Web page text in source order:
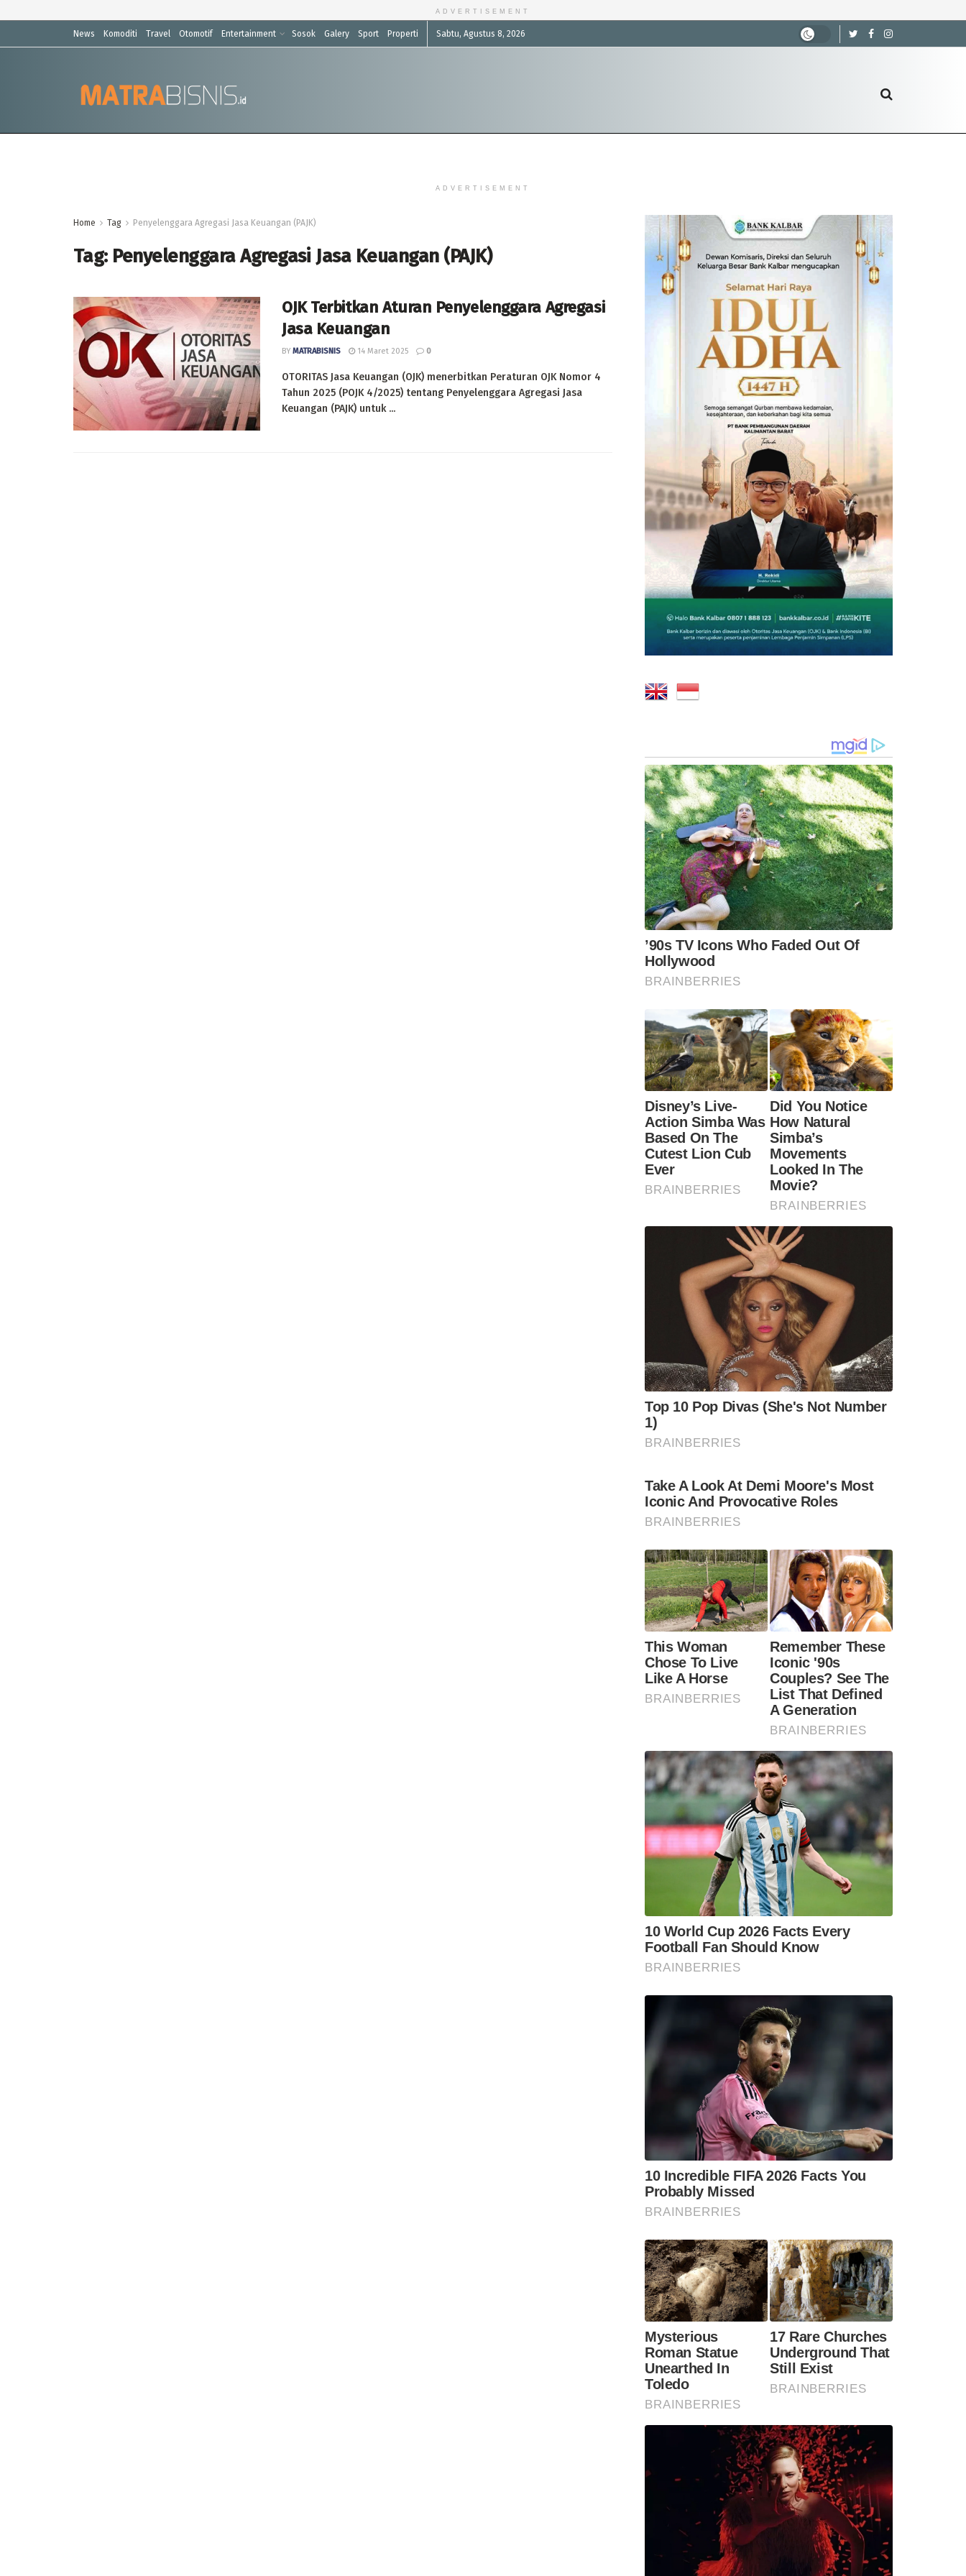
ADVERTISEMENT
News Komoditi Travel Otomotif Entertainment Sosok Galery Sport Properti Sabtu, Agustus 8, 2026
ADVERTISEMENT
Home Tag Penyelenggara Agregasi Jasa Keuangan (PAJK)
Tag: Penyelenggara Agregasi Jasa Keuangan (PAJK)
OJK Terbitkan Aturan Penyelenggara Agregasi
Jasa Keuangan
BY MATRABISNIS 14 Maret 2025 0
OTORITAS Jasa Keuangan (OJK) menerbitkan Peraturan OJK Nomor 4
Tahun 2025 (POJK 4/2025) tentang Penyelenggara Agregasi Jasa
Keuangan (PAJK) untuk ...